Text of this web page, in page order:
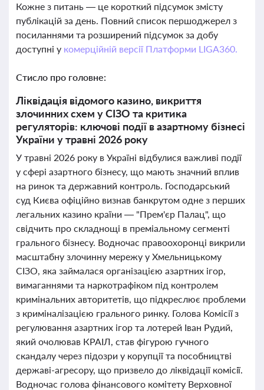
Кожне з питань — це короткий підсумок змісту
публікацій за день. Повний список першоджерел з
посиланнями та розширений підсумок за добу
доступні у комерційній версії Платформи LIGA360.
Стисло про головне:
Ліквідація відомого казино, викриття
злочинних схем у СІЗО та критика
регуляторів: ключові події в азартному бізнесі
України у травні 2026 року
У травні 2026 року в Україні відбулися важливі події
у сфері азартного бізнесу, що мають значний вплив
на ринок та державний контроль. Господарський
суд Києва офіційно визнав банкрутом одне з перших
легальних казино країни — "Прем'єр Палац", що
свідчить про складнощі в преміальному сегменті
грального бізнесу. Водночас правоохоронці викрили
масштабну злочинну мережу у Хмельницькому
СІЗО, яка займалася організацією азартних ігор,
вимаганнями та наркотрафіком під контролем
кримінальних авторитетів, що підкреслює проблеми
з криміналізацією грального ринку. Голова Комісії з
регулювання азартних ігор та лотерей Іван Рудий,
який очолював КРАІЛ, став фігурою гучного
скандалу через підозри у корупції та пособництві
державі-агресору, що призвело до ліквідації комісії.
Водночас голова фінансового комітету Верховної